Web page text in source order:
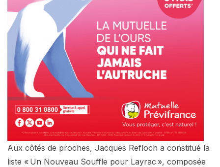
Aux côtés de proches, Jacques Refloch a constitué la
liste « Un Nouveau Souffle pour Layrac », composée